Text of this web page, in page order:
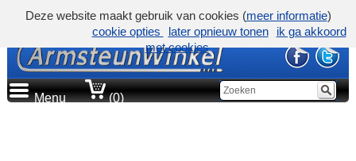
Menu (0)
Deze website maakt gebruik van cookies (meer informatie)
cookie opties
later opnieuw tonen
ik ga akkoord
met cookies